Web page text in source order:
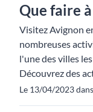
Que faire
Visitez Avignon
nombreuses
l'une des villes
Découvrez des
Le 13/04/2023